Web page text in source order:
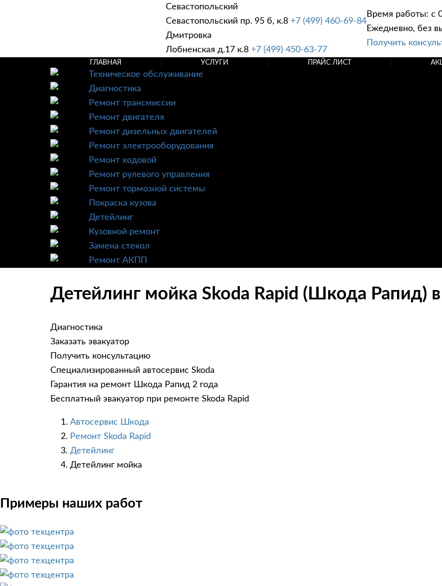
Севастопольский
Севастопольский пр. 95 б, к.8 +7 (499) 460-69-84
Дмитровка
Лобненская д.17 к.8 +7 (499) 450-63-77
Время работы: с
Ежедневно, без
Получить
ГЛАВНАЯ УСЛУГИ ПРАЙС ЛИСТ
Техническое обслуживание
Диагностика
Ремонт трансмиссии
Ремонт двигателя
Ремонт дизельных двигателей
Ремонт электрооборудования
Ремонт ходовой
Ремонт рулевого управления
Ремонт тормозной системы
Покраска кузова
Детейлинг
Кузовной ремонт
Замена стекол
Ремонт АКПП
Детейлинг мойка Skoda Rapid (Шкода Рапид)
Диагностика
Заказать эвакуатор
Получить консультацию
Специализированный автосервис Skoda
Гарантия на ремонт Шкода Рапид 2 года
Бесплатный эвакуатор при ремонте Skoda Rapid
Автосервис Шкода
Ремонт Skoda Rapid
Детейлинг
Детейлинг мойка
Примеры наших работ